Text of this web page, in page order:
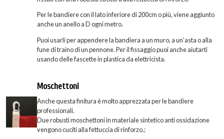
Per le bandiere con il lato inferiore di 200cm o più, viene aggiunto
anche un anello a D ogni metro.
Puoi usarli per appendere la bandiera a un muro, a un'asta o alla
fune di traino di un pennone. Per il fissaggio puoi anche aiutarti
usando delle fascette in plastica da elettricista.
Moschettoni
Anche questa finitura è molto apprezzata per le bandiere
professionali.
Due robusti moschettoni in materiale sintetico anti ossidazione
vengono cuciti alla fettuccia di rinforzo.;